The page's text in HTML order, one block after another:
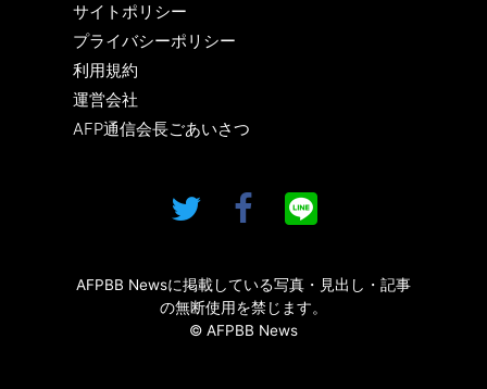
サイトポリシー
プライバシーポリシー
利用規約
運営会社
AFP通信会長ごあいさつ
AFPBB Newsに掲載している写真・見出し・記事
の無断使用を禁じます。
© AFPBB News